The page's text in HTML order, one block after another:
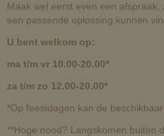
Maak wel eerst even een
een passende oplossing kunnen
U bent welkom op:
ma t/m vr 10.00-20.00*
za t/m zo 12.00-20.00*
*Op feestdagen kan de
**Hoge nood? Langskomen buiten